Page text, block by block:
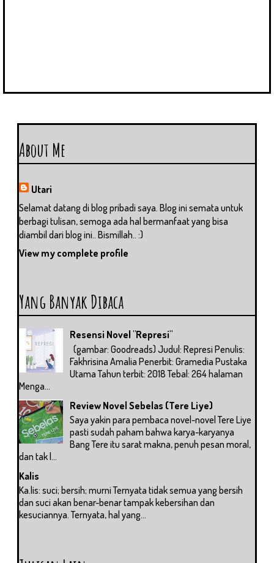
About Me
Utari
Selamat datang di blog pribadi saya. Blog ini semata untuk
berbagi tulisan, semoga ada hal bermanfaat yang bisa
diambil dari blog ini.. Bismillah.. :)
View my complete profile
Yang Banyak Dibaca
Resensi Novel "Represi"
(gambar: Goodreads) Judul: Represi Penulis:
Fakhrisina Amalia Penerbit: Gramedia Pustaka
Utama Tahun terbit: 2018 Tebal: 264 halaman
Menga...
Review Novel Sebelas (Tere Liye)
Saya yakin para pembaca novel-novel Tere Liye
pasti sudah paham bahwa karya-karyanya
Bang Tere itu sarat makna, penuh pesan moral,
dan tak l...
Kalis
Ka.lis: suci; bersih; murni Ternyata tidak semua yang bersih
dan suci akan benar-benar tampak kebersihan dan
kesuciannya. Ternyata, hal yang...